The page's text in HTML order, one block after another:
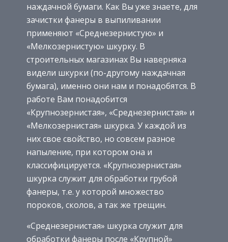
наждачной бумаги. Как Вы уже знаете, для
зачистки фанеры в выпиливании
применяют «Среднезернистую» и
«Мелкозернистую» шкурку. В
строительных магазинах Вы наверняка
видели шкурки (по-другому наждачная
бумага), именно они нам и понадобятся. В
работе Вам понадобится
«Крупнозернистая», «Среднезернистая» и
«Мелкозернистая» шкурка. У каждой из
них свое свойство, но совсем разное
напыление, при котором она и
классифицируется. «Крупнозернистая»
шкурка служит для обработки грубой
фанеры, т.е. у которой множество
пороков, сколов, а так же трещин.
«Среднезернистая» шкурка служит для
обработки фанеры после «Крупной»